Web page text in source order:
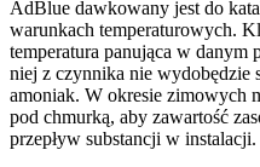
AdBlue dawkowany jest do
warunkach temperaturowych.
temperatura panująca w danym
niej z czynnika nie wydobędzie
amoniak. W okresie zimowych
pod chmurką, aby zawartość
przepływ substancji w instalacji.